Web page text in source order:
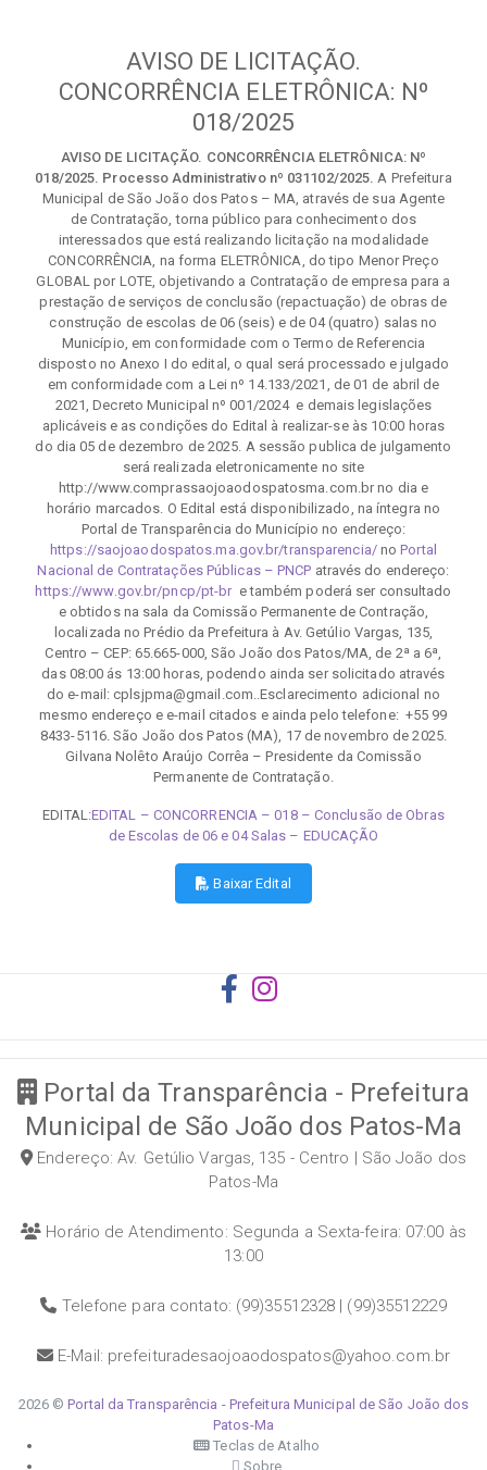
AVISO DE LICITAÇÃO.
CONCORRÊNCIA ELETRÔNICA: Nº
018/2025
AVISO DE LICITAÇÃO. CONCORRÊNCIA ELETRÔNICA: Nº
018/2025. Processo Administrativo nº 031102/2025.A Prefeitura
Municipal de São João dos Patos – MA, através de sua Agente
de Contratação, torna público para conhecimento dos
interessados que está realizando licitação na modalidade
CONCORRÊNCIA, na forma ELETRÔNICA, do tipo Menor Preço
GLOBAL por LOTE, objetivando a Contratação de empresa para a
prestação de serviços de conclusão (repactuação) de obras de
construção de escolas de 06 (seis) e de 04 (quatro) salas no
Município, em conformidade com o Termo de Referencia
disposto no Anexo I do edital, o qual será processado e julgado
em conformidade com a Lei nº 14.133/2021, de 01 de abril de
2021, Decreto Municipal nº 001/2024 e demais legislações
aplicáveis e as condições do Edital à realizar-se às 10:00 horas
do dia 05 de dezembro de 2025. A sessão publica de julgamento
será realizada eletronicamente no site
http://www.comprassaojoaodospatosma.com.br no dia e
horário marcados. O Edital está disponibilizado, na íntegra no
Portal de Transparência do Município no endereço:
https://saojoaodospatos.ma.gov.br/transparencia/noPortal
Nacional de Contratações Públicas – PNCP através do endereço:
https://www.gov.br/pncp/pt-br e também poderá ser consultado
e obtidos na sala da Comissão Permanente de Contração,
localizada no Prédio da Prefeitura à Av. Getúlio Vargas, 135,
Centro – CEP: 65.665-000, São João dos Patos/MA, de 2ª a 6ª,
das 08:00 ás 13:00 horas, podendo ainda ser solicitado através
do e-mail: cplsjpma@gmail.com..Esclarecimento adicional no
mesmo endereço e e-mail citados e ainda pelo telefone: +55 99
8433-5116. São João dos Patos (MA), 17 de novembro de 2025.
Gilvana Nolêto Araújo Corrêa – Presidente da Comissão
Permanente de Contratação.
EDITAL:EDITAL – CONCORRENCIA – 018 – Conclusão de Obras
de Escolas de 06 e 04 Salas – EDUCAÇÃO
Baixar Edital
Portal da Transparência - Prefeitura
Municipal de São João dos Patos-Ma
Endereço: Av. Getúlio Vargas, 135 - Centro | São João dos
Patos-Ma
Horário de Atendimento: Segunda a Sexta-feira: 07:00 às
13:00
Telefone para contato: (99)35512328 | (99)35512229
E-Mail: prefeituradesaojoaodospatos@yahoo.com.br
2026 ©Portal da Transparência - Prefeitura Municipal de São João dos
Patos-Ma
Teclas de Atalho
Sobre